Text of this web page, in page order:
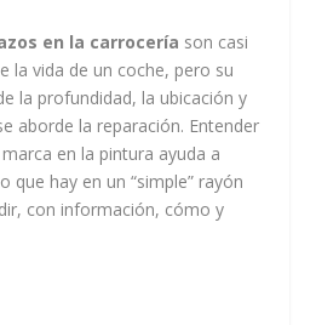
en la carrocería son casi
la vida de un coche, pero su
la profundidad, la ubicación y
aborde la reparación. Entender
en la pintura ayuda a
que hay en un “simple” rayón
con información, cómo y